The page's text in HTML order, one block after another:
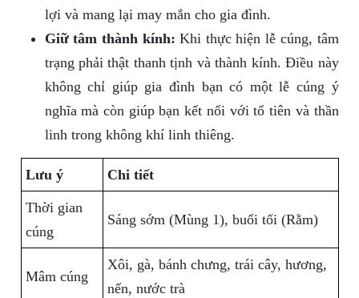
lợi và mang lại may mắn cho gia đình.
Giữ tâm thành kính: Khi thực hiện lễ cúng, tâm
trạng phải thật thanh tịnh và thành kính. Điều này
không chỉ giúp gia đình bạn có một lễ cúng ý
nghĩa mà còn giúp bạn kết nối với tổ tiên và thần
linh trong không khí linh thiêng.
Lưu ý Chi tiết
Thời gian
cúng
Sáng sớm (Mùng 1), buổi tối (Rằm)
Mâm cúng
Xôi, gà, bánh chưng, trái cây, hương,
nến, nước trà